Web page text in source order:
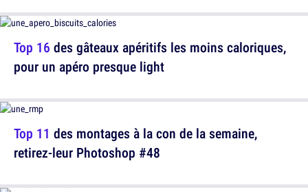
Top 11 des montages à la con de la semaine,
retirez-leur Photoshop #48
Top 16 des gâteaux apéritifs les moins caloriques,
pour un apéro presque light